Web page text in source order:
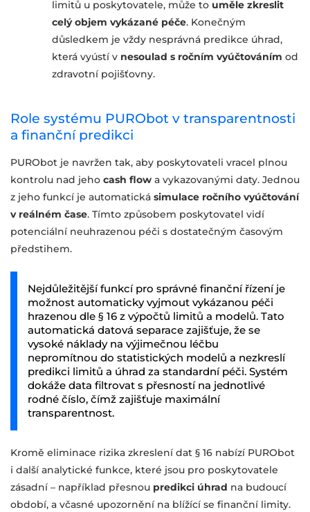
limitů u poskytovatele, může to uměle zkreslit
celý objem vykázané péče. Konečným
důsledkem je vždy nesprávná predikce úhrad,
která vyústí v nesoulad s ročním vyúčtováním od
zdravotní pojišťovny.
Role systému PURObot v transparentnosti
a finanční predikci
PURObot je navržen tak, aby poskytovateli vracel plnou
kontrolu nad jeho cash flow a vykazovanými daty. Jednou
z jeho funkcí je automatická simulace ročního vyúčtování
v reálném čase. Tímto způsobem poskytovatel vidí
potenciální neuhrazenou péči s dostatečným časovým
předstihem.
Nejdůležitější funkcí pro správné finanční řízení je
možnost automaticky vyjmout vykázanou péči
hrazenou dle § 16 z výpočtů limitů a modelů. Tato
automatická datová separace zajišťuje, že se
vysoké náklady na výjimečnou léčbu
nepromítnou do statistických modelů a nezkreslí
predikci limitů a úhrad za standardní péči. Systém
dokáže data filtrovat s přesností na jednotlivé
rodné číslo, čímž zajišťuje maximální
transparentnost.
Kromě eliminace rizika zkreslení dat § 16 nabízí PURObot
i další analytické funkce, které jsou pro poskytovatele
zásadní – například přesnou predikci úhrad na budoucí
období, a včasné upozornění na blížící se finanční limity.